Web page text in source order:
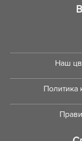
Наш
Политика